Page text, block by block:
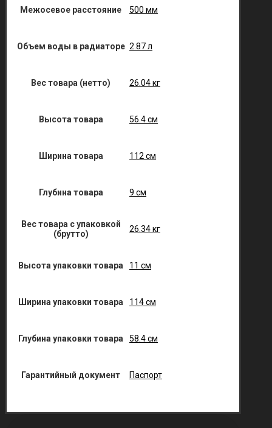
Межосевое расстояние 500 мм
Объем воды в радиаторе 2.87 л
Вес товара (нетто) 26.04 кг
Высота товара 56.4 см
Ширина товара 112 см
Глубина товара 9 см
Вес товара с упаковкой
(брутто)
26.34 кг
Высота упаковки товара 11 см
Ширина упаковки товара 114 см
Глубина упаковки товара 58.4 см
Гарантийный документ Паспорт